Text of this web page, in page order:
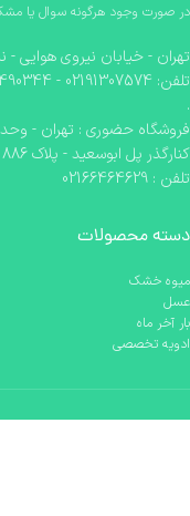
در صورت وجود هرگونه سوال یا
تهران - خیابان نیروی هوایی -
تلفن: 02191307574 - 09024490344
.
فروشگاه حضوری : تهران -
کنارگذر پل ابوسعید - پلاک 886
تلفن : 02166464629
دسته محصولات
میوه خشک
عسل
بار آخر ماه
ادویه تخصصی